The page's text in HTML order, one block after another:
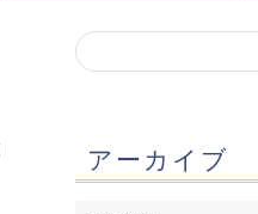
アーカイブ